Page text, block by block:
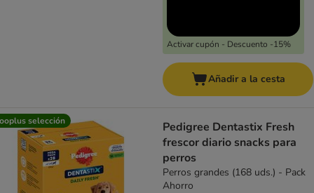
Activar cupón - Descuento -15%
Añadir a la cesta
selección
Pedigree Dentastix Fresh
frescor diario snacks para
perros
Perros grandes (168 uds.) - Pack
Ahorro